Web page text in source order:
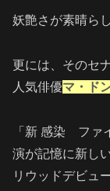
妖艶さが素晴ら
更には、そのセ
人気俳優マ・ド
「新 感染 ファ
演が記憶に新し
リウッドデビュ